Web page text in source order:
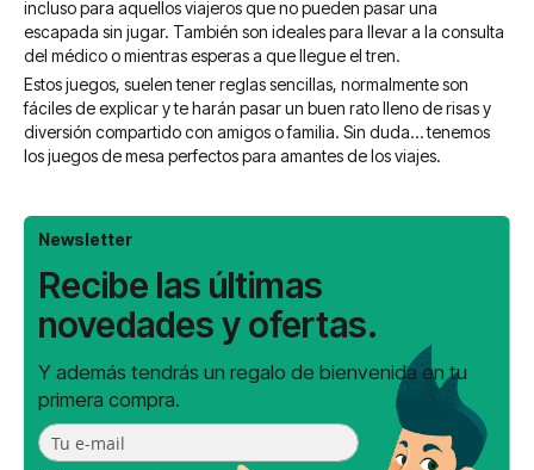
incluso para aquellos viajeros que no pueden pasar una
escapada sin jugar. También son ideales para llevar a la consulta
del médico o mientras esperas a que llegue el tren.
Estos juegos, suelen tener reglas sencillas, normalmente son
fáciles de explicar y te harán pasar un buen rato lleno de risas y
diversión compartido con amigos o familia. Sin duda… tenemos
los juegos de mesa perfectos para amantes de los viajes.
Newsletter
Recibe las últimas
novedades y ofertas.
Y además tendrás un regalo de bienvenida en tu
primera compra.